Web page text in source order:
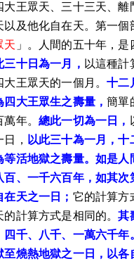
王眾天、三十三天、離
以及他化自在天。第一個
天 」。人間的五十年，是
三十日為一月， 以這種計
大王眾天的一個月。十二
四大王眾生之壽量，簡單
年。 總此一切為一日，
， 以此三十為一月，十
活地獄之壽量。如是人
百、一千六百年，如其次
天之一日； 它的計算方
的計算方式是相同的。其
四千、八千、一萬六千年
至燒熱地獄之一日，以各